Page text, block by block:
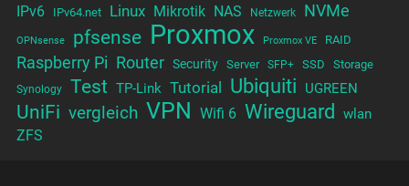
IPv6 IPv64.net Linux Mikrotik NAS Netzwerk NVMe
OPNsense pfsense Proxmox Proxmox VE RAID
Raspberry Pi Router Security Server SFP+ SSD Storage
Synology Test TP-Link Tutorial Ubiquiti UGREEN
UniFi vergleich VPN Wifi 6 Wireguard
wlan
ZFS